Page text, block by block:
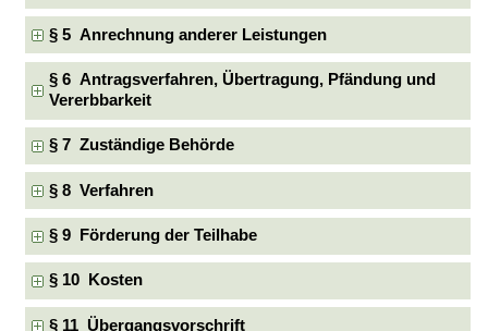
§ 5 Anrechnung anderer Leistungen
§ 6 Antragsverfahren, Übertragung, Pfändung und
Vererbbarkeit
§ 7 Zuständige Behörde
§ 8 Verfahren
§ 9 Förderung der Teilhabe
§ 10 Kosten
§ 11 Übergangsvorschrift